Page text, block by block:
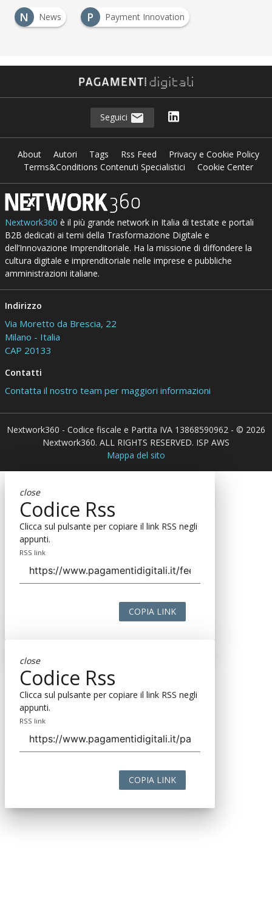
N
News P Payment Innovation
Seguici
About Autori Tags Rss Feed
Privacy e Cookie Policy
Terms&Conditions Contenuti Specialistici
Cookie Center
Nextwork360 è il più grande network in Italia di testate e portali
B2B dedicati ai temi della Trasformazione Digitale e
dell’Innovazione Imprenditoriale. Ha la missione di diffondere la
cultura digitale e imprenditoriale nelle imprese e pubbliche
amministrazioni italiane.
Indirizzo
Via Moretto da Brescia, 22
Milano - Italia
CAP 20133
Contatti
Contatta il nostro team per maggiori informazioni
Nextwork360 - Codice fiscale e Partita IVA 13868590962 - © 2026
Nextwork360. ALL RIGHTS RESERVED. ISP AWS
Mappa del sito
close
Codice Rss
Clicca sul pulsante per copiare il link RSS negli
appunti.
RSS link
COPIA LINK
close
Codice Rss
Clicca sul pulsante per copiare il link RSS negli
appunti.
RSS link
COPIA LINK